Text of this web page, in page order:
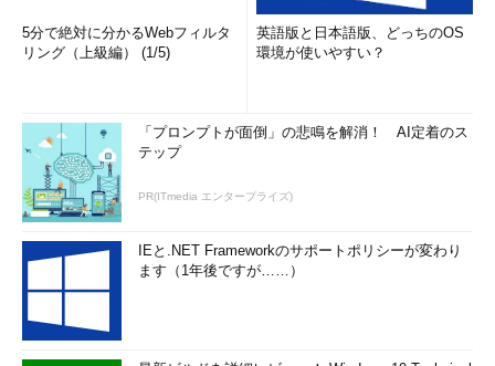
5分で絶対に分かるWebフィルタ
リング（上級編） (1/5)
英語版と日本語版、どっちのOS
環境が使いやすい？
「プロンプトが面倒」の悲鳴を解消！ AI定着のス
テップ
PR(ITmedia エンタープライズ)
IEと.NET Frameworkのサポートポリシーが変わり
ます（1年後ですが……）